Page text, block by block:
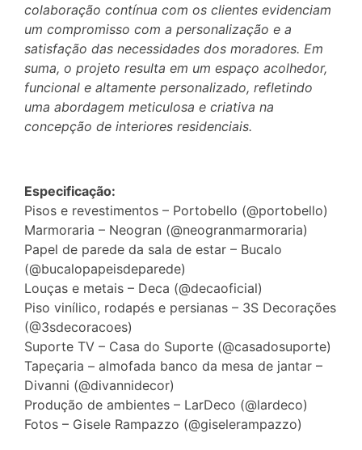
colaboração contínua com os clientes evidenciam
um compromisso com a personalização e a
satisfação das necessidades dos moradores. Em
suma, o projeto resulta em um espaço acolhedor,
funcional e altamente personalizado, refletindo
uma abordagem meticulosa e criativa na
concepção de interiores residenciais.
Especificação:
Pisos e revestimentos – Portobello (@portobello)
Marmoraria – Neogran (@neogranmarmoraria)
Papel de parede da sala de estar – Bucalo
(@bucalopapeisdeparede)
Louças e metais – Deca (@decaoficial)
Piso vinílico, rodapés e persianas – 3S Decorações
(@3sdecoracoes)
Suporte TV – Casa do Suporte (@casadosuporte)
Tapeçaria – almofada banco da mesa de jantar –
Divanni (@divannidecor)
Produção de ambientes – LarDeco (@lardeco)
Fotos – Gisele Rampazzo (@giselerampazzo)